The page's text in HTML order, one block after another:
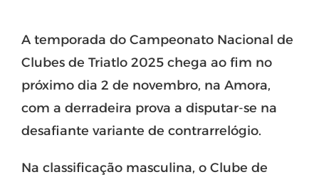
A temporada do Campeonato Nacional de
Clubes de Triatlo 2025 chega ao fim no
próximo dia 2 de novembro, na Amora,
com a derradeira prova a disputar-se na
desafiante variante de contrarrelógio.
Na classificação masculina, o Clube de